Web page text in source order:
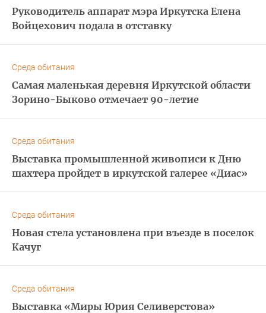
Руководитель аппарат мэра Иркутска Елена
Войцехович подала в отставку
Среда обитания
Самая маленькая деревня Иркутской области
Зорино-Быково отмечает 90-летие
Среда обитания
Выставка промышленной живописи к Дню
шахтера пройдет в иркутской галерее «Диас»
Среда обитания
Новая стела установлена при въезде в поселок
Качуг
Среда обитания
Выставка «Миры Юрия Селиверстова»